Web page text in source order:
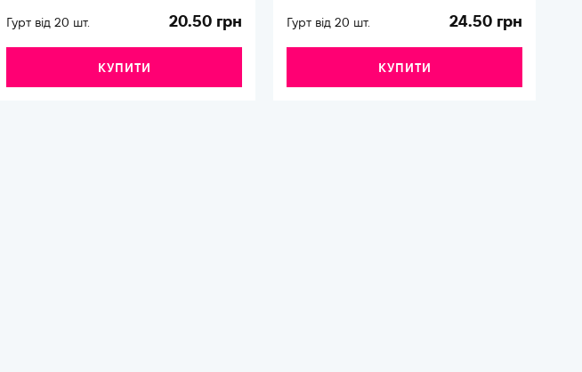
Гурт від 20 шт. 20.50 грн
КУПИТИ
Гурт від 20 шт. 24.50 грн
КУПИТИ